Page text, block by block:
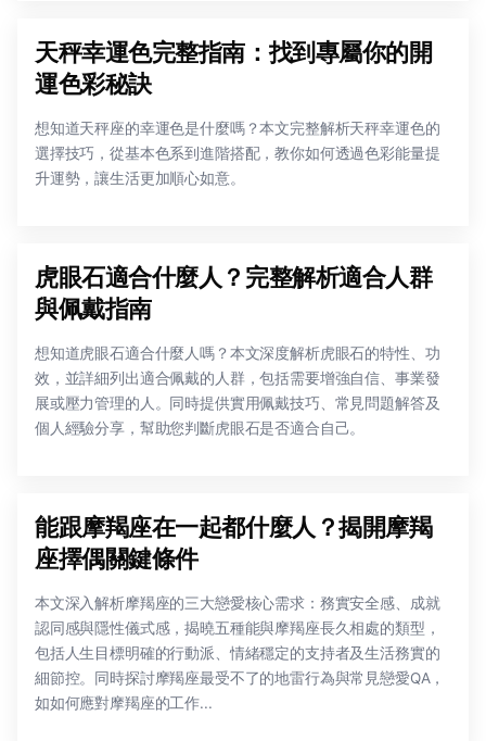
天秤幸運色完整指南：找到專屬你的開
運色彩秘訣
想知道天秤座的幸運色是什麼嗎？本文完整解析天秤幸運色的
選擇技巧，從基本色系到進階搭配，教你如何透過色彩能量提
升運勢，讓生活更加順心如意。
虎眼石適合什麼人？完整解析適合人群
與佩戴指南
想知道虎眼石適合什麼人嗎？本文深度解析虎眼石的特性、功
效，並詳細列出適合佩戴的人群，包括需要增強自信、事業發
展或壓力管理的人。同時提供實用佩戴技巧、常見問題解答及
個人經驗分享，幫助您判斷虎眼石是否適合自己。
能跟摩羯座在一起都什麼人？揭開摩羯
座擇偶關鍵條件
本文深入解析摩羯座的三大戀愛核心需求：務實安全感、成就
認同感與隱性儀式感，揭曉五種能與摩羯座長久相處的類型，
包括人生目標明確的行動派、情緒穩定的支持者及生活務實的
細節控。同時探討摩羯座最受不了的地雷行為與常見戀愛QA，
如如何應對摩羯座的工作...